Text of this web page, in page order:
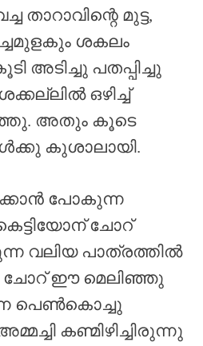
താറാവിന്റെ മുട്ട,
ശകലം
അടിച്ചു പതപ്പിച്ചു
ഒഴിച്ച്
അതും കൂടെ
കുശാലായി.
പോകുന്ന
ചോറ്
വലിയ പാത്രത്തിൽ
ചോറ് ഈ മെലിഞ്ഞു
പെൺകൊച്ചു
കണ്മിഴിച്ചിരുന്നു